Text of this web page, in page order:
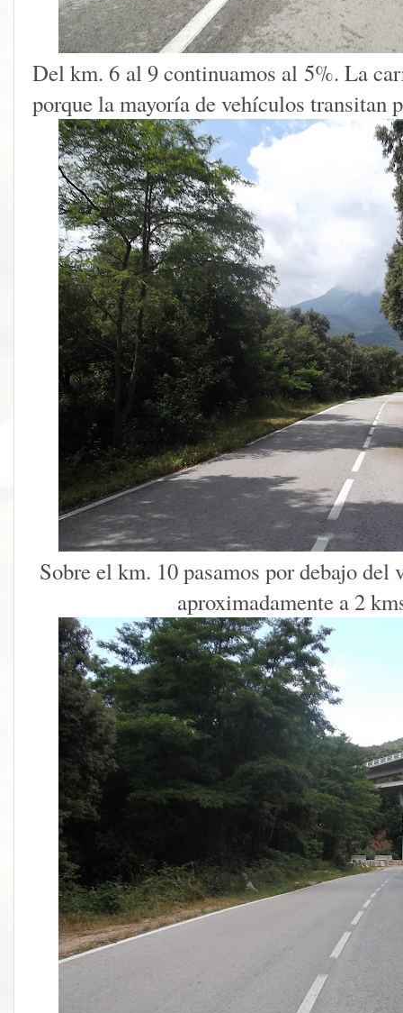
Del km. 6 al 9 continuamos al 5%. La
porque la mayoría de vehículos transitan
Sobre el km. 10 pasamos por debajo
aproximadamente a 2